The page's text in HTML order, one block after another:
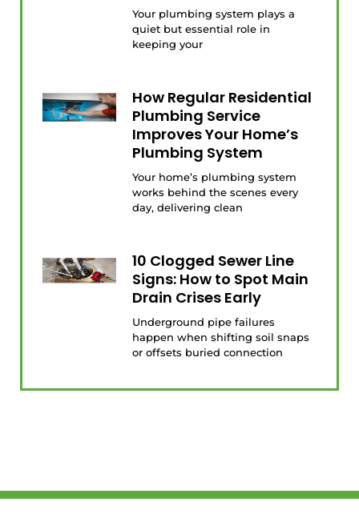
Your plumbing system plays a
quiet but essential role in
keeping your
How Regular Residential
Plumbing Service
Improves Your Home’s
Plumbing System
Your home’s plumbing system
works behind the scenes every
day, delivering clean
10 Clogged Sewer Line
Signs: How to Spot Main
Drain Crises Early
Underground pipe failures
happen when shifting soil snaps
or offsets buried connection